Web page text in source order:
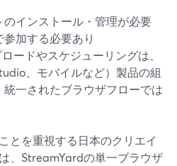
インストール・管理が必要
加する必要あり
ードやスケジューリングは、
、モバイルなど）製品の組
一されたブラウザフローでは
とを重視する日本のクリエイ
、StreamYardの単一ブラウザ